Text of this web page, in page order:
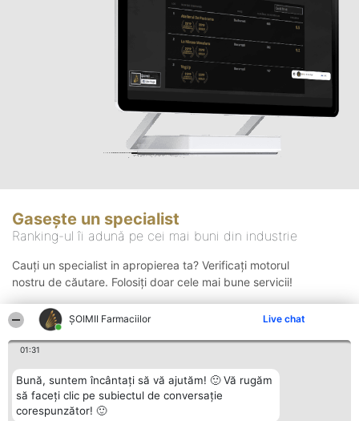
ŞOIMII Farmaciilor Live chat
01:31
Bună, suntem încântați să vă ajutăm! 🙂 Vă rugăm
să faceți clic pe subiectul de conversație
corespunzător! 🙂
Gasește un specialist
Ranking-ul îi adună pe cei mai buni din industrie
Cauți un specialist in apropierea ta? Verificați motorul
nostru de căutare. Folosiți doar cele mai bune servicii!